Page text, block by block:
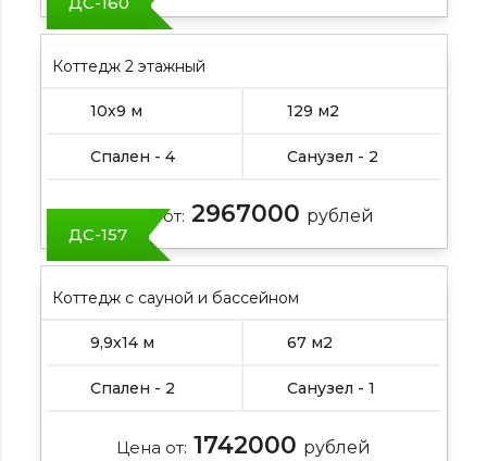
Коттедж 2 этажный
10х9 м 129 м2
Спален - 4 Санузел - 2
Цена от: 2967000 рублей
ДС-157
Коттедж с сауной и бассейном
9,9х14 м 67 м2
Спален - 2 Санузел - 1
Цена от: 1742000 рублей